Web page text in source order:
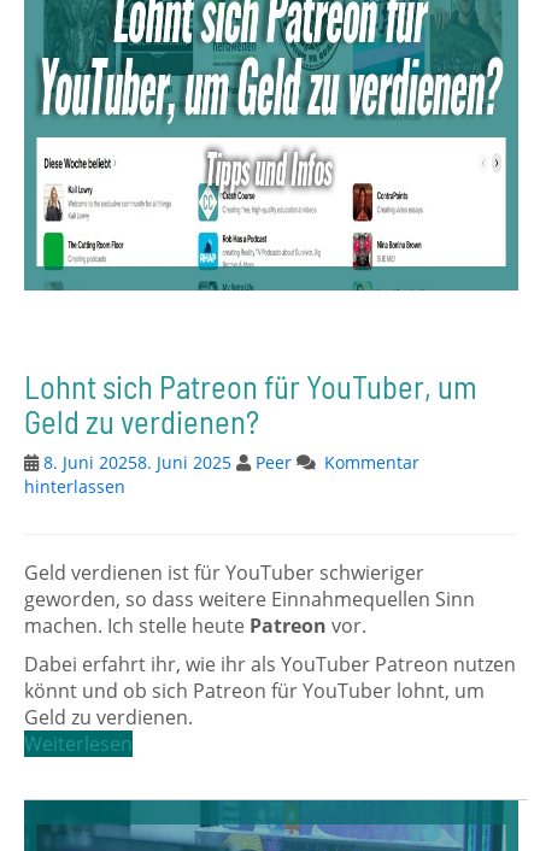
Lohnt sich Patreon für YouTuber, um
Geld zu verdienen?
8. Juni 20258. Juni 2025 Peer
Kommentar
hinterlassen
Geld verdienen ist für YouTuber schwieriger
geworden, so dass weitere Einnahmequellen Sinn
machen. Ich stelle heute Patreon vor.
Dabei erfahrt ihr, wie ihr als YouTuber Patreon nutzen
könnt und ob sich Patreon für YouTuber lohnt, um
Geld zu verdienen.
Weiterlesen